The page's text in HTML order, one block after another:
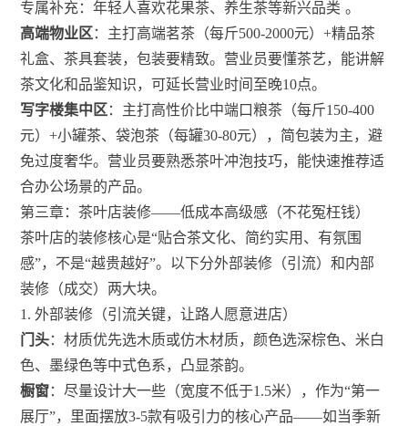
专属补充：年轻人喜欢花果茶、养生茶等新兴品类 。
高端物业区 ：主打高端茗茶（每斤500-2000元）+精品茶
礼盒、茶具套装，包装要精致。营业员要懂茶艺，能讲解
茶文化和品鉴知识，可延长营业时间至晚10点。
写字楼集中区 ：主打高性价比中端口粮茶（每斤150-400
元）+小罐茶、袋泡茶（每罐30-80元），简包装为主，避
免过度奢华。营业员要熟悉茶叶冲泡技巧，能快速推荐适
合办公场景的产品。
第三章：茶叶店装修——低成本高级感（不花冤枉钱）
茶叶店的装修核心是“贴合茶文化、简约实用、有氛围
感”，不是“越贵越好”。以下分外部装修（引流）和内部
装修（成交）两大块。
1. 外部装修（引流关键，让路人愿意进店）
门头：材质优先选木质或仿木材质，颜色选深棕色、米白
色、墨绿色等中式色系，凸显茶韵。
橱窗：尽量设计大一些（宽度不低于1.5米），作为“第一
展厅”，里面摆放3-5款有吸引力的核心产品——如当季新